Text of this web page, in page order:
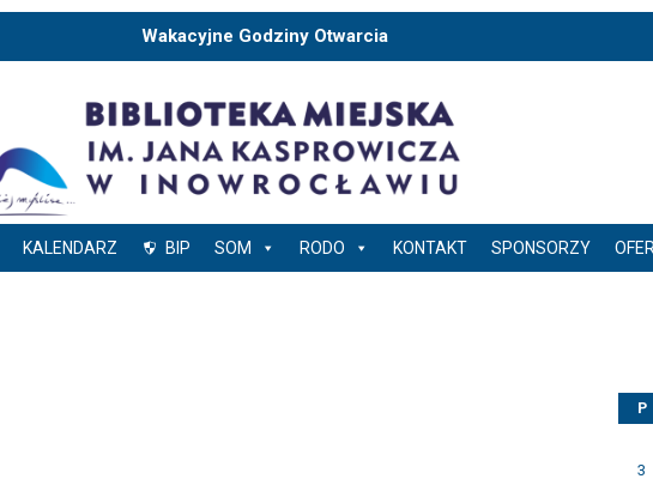
Wakacyjne Godziny Otwarcia
KALENDARZ BIP SOM RODO KONTAKT SPONSORZY
P
3